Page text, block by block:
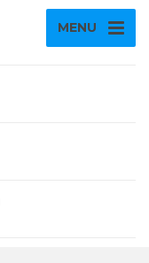
MENU